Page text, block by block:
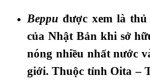
Beppuđược xem là
của Nhật Bản khi sở
nóng nhiều nhất nước
giới. Thuộc tỉnh Oita –